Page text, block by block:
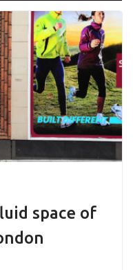
space of